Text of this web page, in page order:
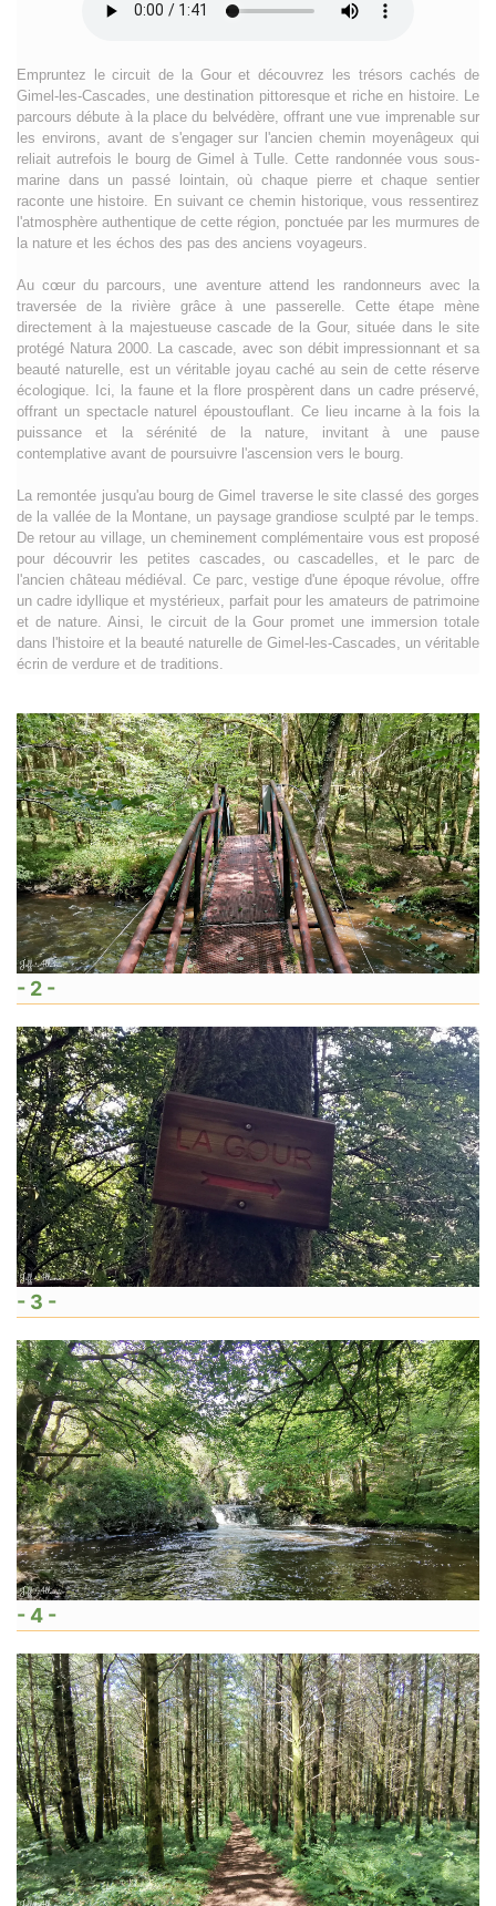
Empruntez le circuit de la Gour et découvrez les trésors cachés de
Gimel-les-Cascades, une destination pittoresque et riche en histoire. Le
parcours débute à la place du belvédère, offrant une vue imprenable sur
les environs, avant de s'engager sur l'ancien chemin moyenâgeux qui
reliait autrefois le bourg de Gimel à Tulle. Cette randonnée vous sous-
marine dans un passé lointain, où chaque pierre et chaque sentier
raconte une histoire. En suivant ce chemin historique, vous ressentirez
l'atmosphère authentique de cette région, ponctuée par les murmures de
la nature et les échos des pas des anciens voyageurs.
Au cœur du parcours, une aventure attend les randonneurs avec la
traversée de la rivière grâce à une passerelle. Cette étape mène
directement à la majestueuse cascade de la Gour, située dans le site
protégé Natura 2000. La cascade, avec son débit impressionnant et sa
beauté naturelle, est un véritable joyau caché au sein de cette réserve
écologique. Ici, la faune et la flore prospèrent dans un cadre préservé,
offrant un spectacle naturel époustouflant. Ce lieu incarne à la fois la
puissance et la sérénité de la nature, invitant à une pause
contemplative avant de poursuivre l'ascension vers le bourg.
La remontée jusqu'au bourg de Gimel traverse le site classé des gorges
de la vallée de la Montane, un paysage grandiose sculpté par le temps.
De retour au village, un cheminement complémentaire vous est proposé
pour découvrir les petites cascades, ou cascadelles, et le parc de
l'ancien château médiéval. Ce parc, vestige d'une époque révolue, offre
un cadre idyllique et mystérieux, parfait pour les amateurs de patrimoine
et de nature. Ainsi, le circuit de la Gour promet une immersion totale
dans l'histoire et la beauté naturelle de Gimel-les-Cascades, un véritable
écrin de verdure et de traditions.
- 2 -
- 3 -
- 4 -